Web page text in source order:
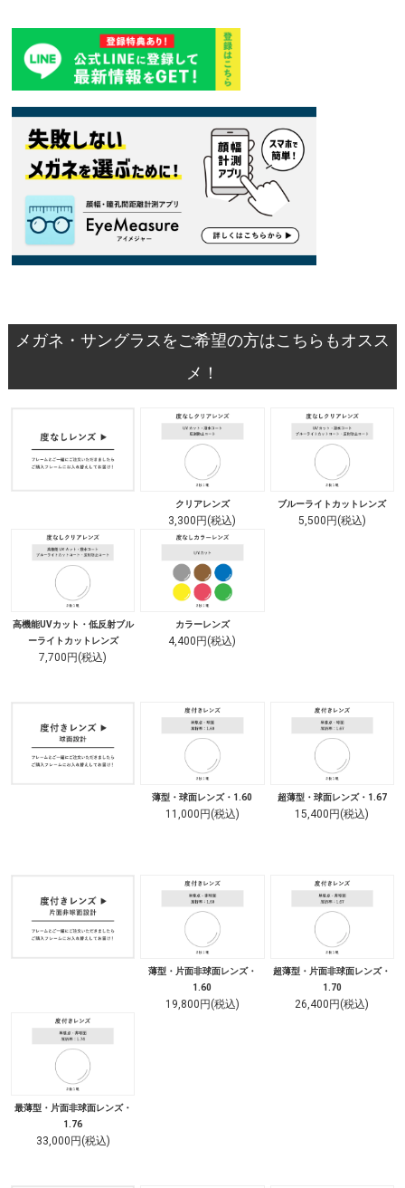
メガネ・サングラスをご希望の方はこちらもオスス
メ！
クリアレンズ
3,300円(税込)
ブルーライトカットレンズ
5,500円(税込)
高機能UVカット・低反射ブル
ーライトカットレンズ
7,700円(税込)
カラーレンズ
4,400円(税込)
薄型・球面レンズ・1.60
11,000円(税込)
超薄型・球面レンズ・1.67
15,400円(税込)
薄型・片面非球面レンズ・
1.60
19,800円(税込)
超薄型・片面非球面レンズ・
1.70
26,400円(税込)
最薄型・片面非球面レンズ・
1.76
33,000円(税込)